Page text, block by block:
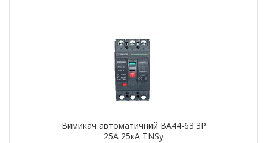
Вимикач автоматичний ВА44-63 3Р
25А 25кА TNSy